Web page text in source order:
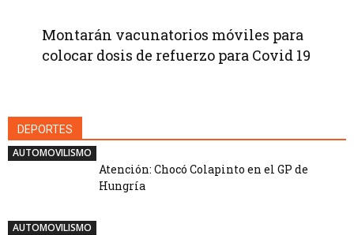
Montarán vacunatorios móviles para
colocar dosis de refuerzo para Covid 19
DEPORTES
AUTOMOVILISMO
Atención: Chocó Colapinto en el GP de
Hungría
AUTOMOVILISMO